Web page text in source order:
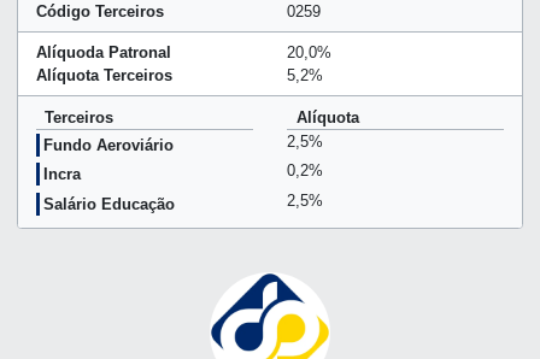
Código Terceiros
0259
Alíquoda Patronal
20,0%
Alíquota Terceiros
5,2%
Terceiros
Alíquota
Fundo Aeroviário
2,5%
Incra
0,2%
Salário Educação
2,5%